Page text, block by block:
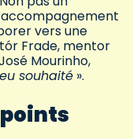
accompagnement
vers une
Frade, mentor
Mourinho,
souhaité ».